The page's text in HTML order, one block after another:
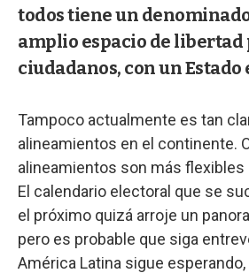
todos tiene un
amplio espacio de libertad
ciudadanos, con un
Tampoco actualmente es tan
alineamientos en el continente.
alineamientos son más flexibles
El calendario electoral que se
el próximo quizá arroje un
pero es probable que siga
América Latina sigue